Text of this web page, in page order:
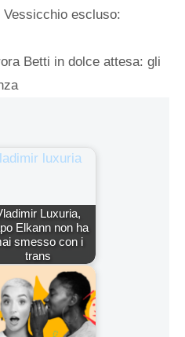
Vessicchio escluso:
Betti in dolce attesa: gli
Luxuria,
Elkann non ha
smesso con i
trans